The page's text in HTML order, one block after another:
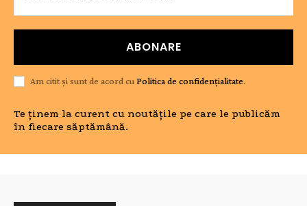
ABONARE
Am citit și sunt de acord cu Politica de confidențialitate.
Te ținem la curent cu noutățile pe care le publicăm
în fiecare săptămână.